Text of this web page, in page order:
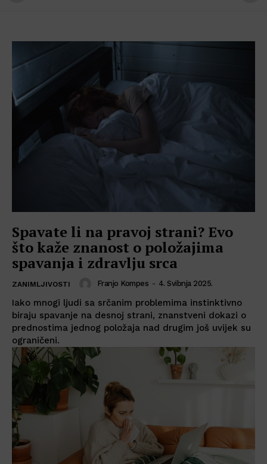
Spavate li na pravoj strani? Evo
što kaže znanost o položajima
spavanja i zdravlju srca
ZANIMLJIVOSTI Franjo Kompes - 4. Svibnja 2025.
Iako mnogi ljudi sa srčanim problemima instinktivno
biraju spavanje na desnoj strani, znanstveni dokazi o
prednostima jednog položaja nad drugim još uvijek su
ograničeni.